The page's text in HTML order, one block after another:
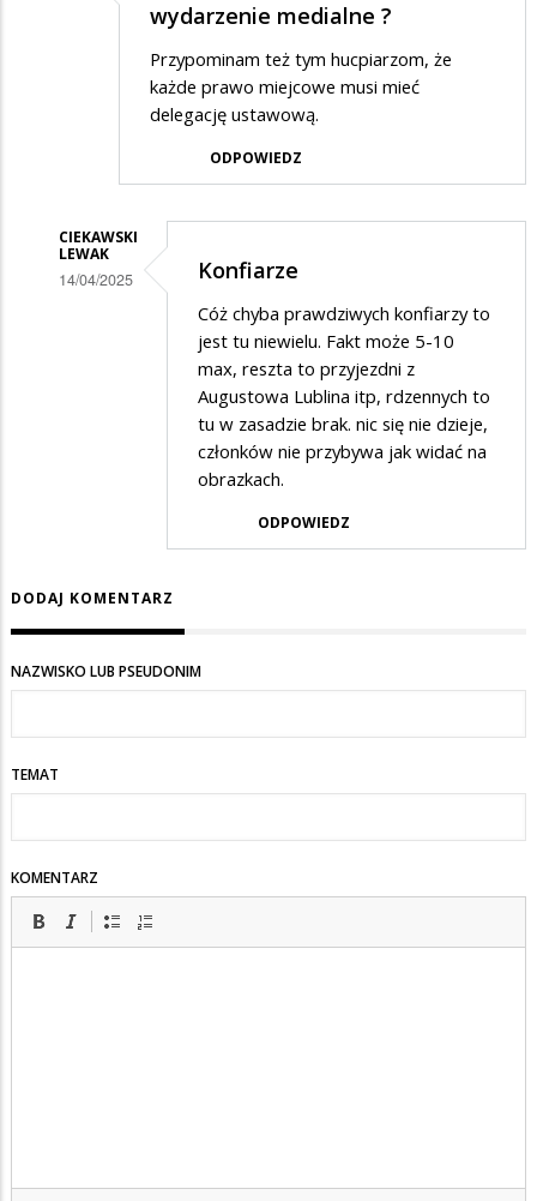
wydarzenie medialne ?
Przypominam też tym hucpiarzom, że
każde prawo miejcowe musi mieć
delegację ustawową.
ODPOWIEDZ
CIEKAWSKI
LEWAK
14/04/2025
10
konfiarzy
to
już
wydarzenie
?
Konfiarze
Cóż chyba prawdziwych konfiarzy to
jest tu niewielu. Fakt może 5-10
max, reszta to przyjezdni z
Augustowa Lublina itp, rdzennych to
tu w zasadzie brak. nic się nie dzieje,
członków nie przybywa jak widać na
obrazkach.
ODPOWIEDZ
DODAJ KOMENTARZ
NAZWISKO LUB PSEUDONIM
TEMAT
KOMENTARZ